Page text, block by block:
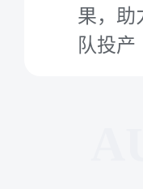
果，助
队投产